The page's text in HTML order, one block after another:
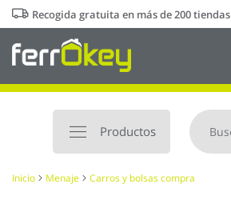
Ir
al
contenido
Recogida gratuita en más de 200 tiendas
Productos
Inicio Menaje Carros y bolsas compra